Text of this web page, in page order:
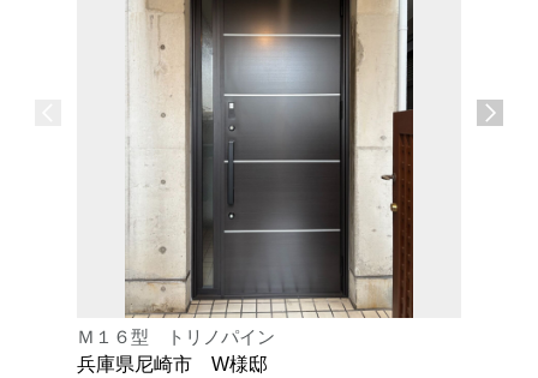
Ｍ１６型 トリノパイン
兵庫県尼崎市 W様邸